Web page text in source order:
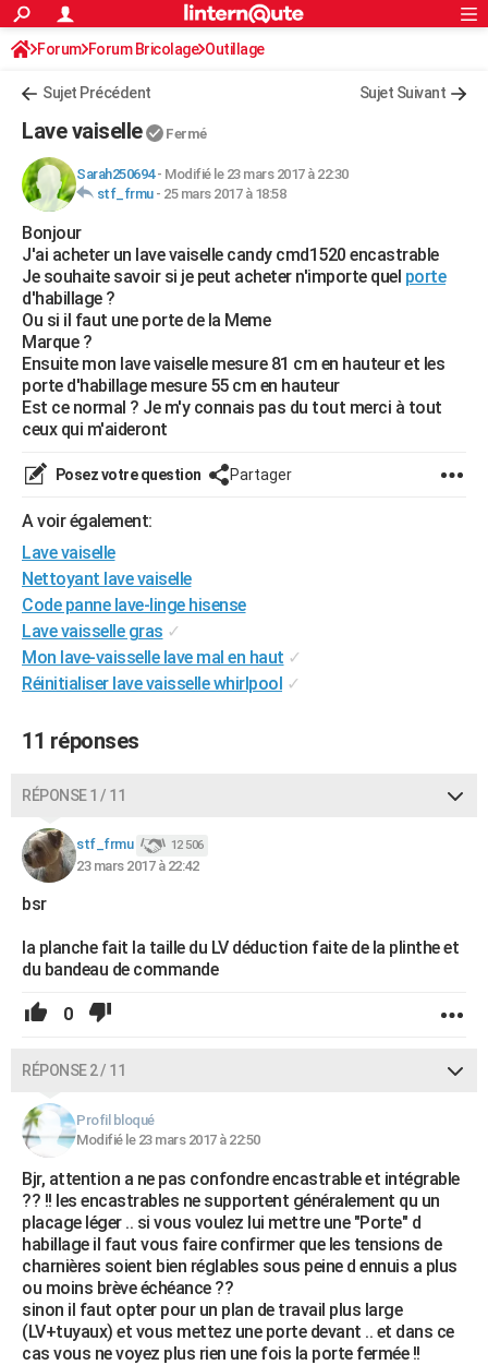
ACTUALITÉS
Politique
Société
Faits Divers
Education
Monde
Villes
+
FINANCE
Retraite
Impôts
Epargne
Immobilier
Risques naturels par ville
Banque
Assurance
Crédit
AUTO
Essais
Réserver un essai
Citadines
Berlines
SUV
Forum auto
+HIGH-TECH
Mobiles
Meilleur smartphone
Internet
Ordinateurs
Jeux vidéo
Guide high-tech
+BRICOLAGE
Forum
Aménagement intérieur
Extérieur
Cuisine
Salle de bains
Jardinage
Rangement
WEEK-END
Guides de France
Escapades
Patrimoine
Expositions
Musées
Week-end nature
LIFESTYLE
Art de vivre
Modes de vie
SANTE
Alimentation
Guide de la santé
Maladies
Médicaments
Sommeil
VOYAGE
Destinations
City break
Voyage nature
Voyage de noces
Forum
Climat
PHOTO
GUIDES D'ACHAT
BONS PLANS
CARTE DE VOEUX
Carte de Noël
Carte Bonne année
Carte Saint-Valentin
Carte Pâques
Carte d'anniversaire
DICTIONNAIRE
Dictionnaire
Biographies
Citations
Expressions
Proverbes
PROGRAMME TV
AVIS DE DÉCÈS
FORUM
Bricolage
Lifestyle
Culture
Sport
Auto
Television
Voyage
Cinema
S'inscrire
Connexion
Forum Forum Bricolage Outillage
Sujet Précédent Sujet Suivant
Lave vaiselle Fermé
Sarah250694- Modifié le 23 mars 2017 à 22:30
stf_frmu- 25 mars 2017 à 18:58
Bonjour
J'ai acheter un lave vaiselle candy cmd1520 encastrable
Je souhaite savoir si je peut acheter n'importe quel porte
d'habillage ?
Ou si il faut une porte de la Meme
Marque ?
Ensuite mon lave vaiselle mesure 81 cm en hauteur et les
porte d'habillage mesure 55 cm en hauteur
Est ce normal ? Je m'y connais pas du tout merci à tout
ceux qui m'aideront
Posez votre question Partager
A voir également:
Lave vaiselle
Nettoyant lave vaiselle
Code panne lave-linge hisense
Lave vaisselle gras ✓
Mon lave-vaisselle lave mal en haut ✓
Réinitialiser lave vaisselle whirlpool ✓
11 réponses
RÉPONSE 1 / 11
stf_frmu 12 506
23 mars 2017 à 22:42
bsr
la planche fait la taille du LV déduction faite de la plinthe et
du bandeau de commande
0
RÉPONSE 2 / 11
Profil bloqué
Modifié le 23 mars 2017 à 22:50
Bjr, attention a ne pas confondre encastrable et intégrable
?? !! les encastrables ne supportent généralement qu un
placage léger .. si vous voulez lui mettre une "Porte" d
habillage il faut vous faire confirmer que les tensions de
charnières soient bien réglables sous peine d ennuis a plus
ou moins brève échéance ??
sinon il faut opter pour un plan de travail plus large
(LV+tuyaux) et vous mettez une porte devant .. et dans ce
cas vous ne voyez plus rien une fois la porte fermée !!